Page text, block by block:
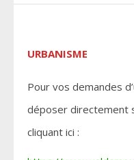
URBANISME
Pour vos demandes
déposer directement
cliquant ici :